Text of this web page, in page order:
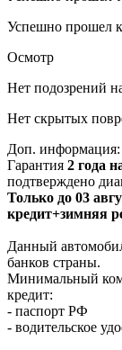
Успешно прошел
Осмотр
Нет подозрений
Нет скрытых
Доп. информация:
Гарантия 2 года
подтверждено
Только до 03
кредит+зимняя
Данный
банков страны.
Минимальный
кредит:
- паспорт РФ
- водительское